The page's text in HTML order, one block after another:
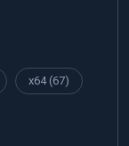
x64(67)